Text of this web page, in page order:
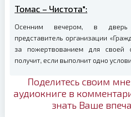
Томас – Чистота":
Осенним вечером, в дверь
представитель организации
за пожертвованием для своей
получит, если выполнит одно
Поделитесь своим
аудиокниге в
знать Ваше